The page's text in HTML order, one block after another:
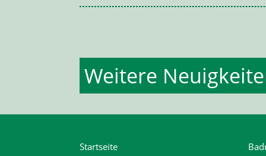
Weitere
Startseite